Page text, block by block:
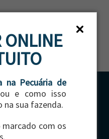
ONLINE
na Pecuária de
e como isso
sua fazenda.
com os